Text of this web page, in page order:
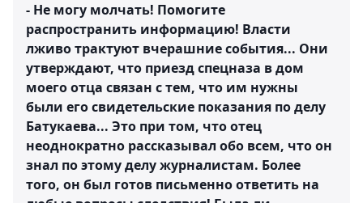
- Не могу молчать! Помогите
распространить информацию! Власти
лживо трактуют вчерашние события... Они
утверждают, что приезд спецназа в дом
моего отца связан с тем, что им нужны
были его свидетельские показания по делу
Батукаева... Это при том, что отец
неоднократно рассказывал обо всем, что он
знал по этому делу журналистам. Более
того, он был готов письменно ответить на